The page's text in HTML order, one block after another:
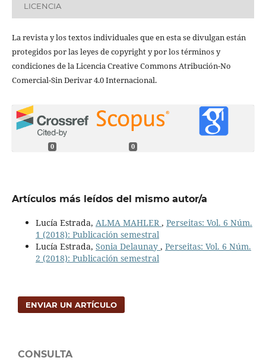
LICENCIA
La revista y los textos individuales que en esta se divulgan están
protegidos por las leyes de copyright y por los términos y
condiciones de la Licencia Creative Commons Atribución-No
Comercial-Sin Derivar 4.0 Internacional.
0 0
Artículos más leídos del mismo autor/a
Lucía Estrada, ALMA MAHLER, Perseitas: Vol. 6 Núm.
1 (2018): Publicación semestral
Lucía Estrada, Sonia Delaunay , Perseitas: Vol. 6 Núm.
2 (2018): Publicación semestral
ENVIAR UN ARTÍCULO
CONSULTA